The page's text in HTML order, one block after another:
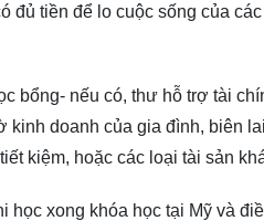
tiền để lo cuộc sống của
bổng- nếu có, thư hỗ trợ tài
kinh doanh của gia đình, biên
kiệm, hoặc các loại tài sản
xong khóa học tại Mỹ và